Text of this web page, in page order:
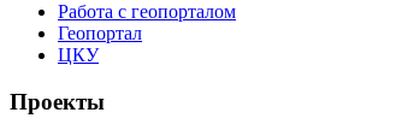
Работа с геопорталом
Геопортал
ЦКУ
Проекты